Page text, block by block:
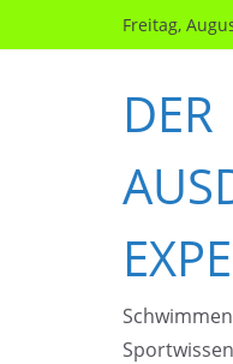
Inhalt
Freitag,
DER